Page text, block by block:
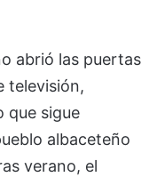
abrió las puertas
televisión,
que sigue
albaceteño
verano, el